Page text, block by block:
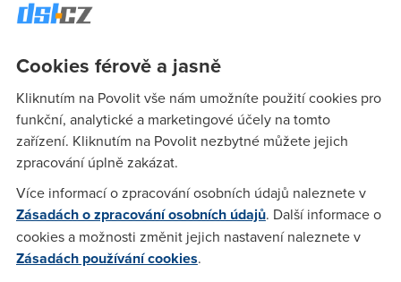
by mu melo byt uplne jedno jak je postavenej. Jedine se tim
vratit do puvodni polohy. A muzes si otestovat stabilitu.
Anonym (19.10.2007 15:42:04)
Máme na výšku dlinka 584, vše ok, ALE chladí ho 12cm
větrák od serveru :-), je cca 5 cm od něj, čili ofukovanej na
omak je chladnější, než bez chlazení. Co jsem slyšel, tak
dlinky s wifinou - 664 - se dost často koušou, tam bych to
chlazení taky doporučil.
Cookies férově a jasně
Kliknutím na Povolit vše nám umožníte použití cookies pro
funkční, analytické a marketingové účely na tomto
zařízení. Kliknutím na Povolit nezbytné můžete jejich
zpracování úplně zakázat.
Více informací o zpracování osobních údajů naleznete v
Zásadách o zpracování osobních údajů. Další informace o
cookies a možnosti změnit jejich nastavení naleznete v
Zásadách používání cookies.